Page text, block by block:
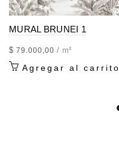
MURAL BRUNEI 1
$ 79.000,00 / m²
Agregar al carrito